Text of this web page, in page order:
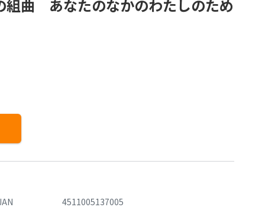
組曲 あなたのなかのわたしのため
4511005137005